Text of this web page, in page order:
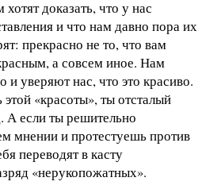
доказать, что у нас
и что нам давно пора их
прекрасно не то, что вам
а совсем иное. Нам
и уверяют нас, что это красиво.
«красоты», ты отсталый
А если ты решительно
мнении и протестуешь против
переводят в касту
«нерукопожатных».